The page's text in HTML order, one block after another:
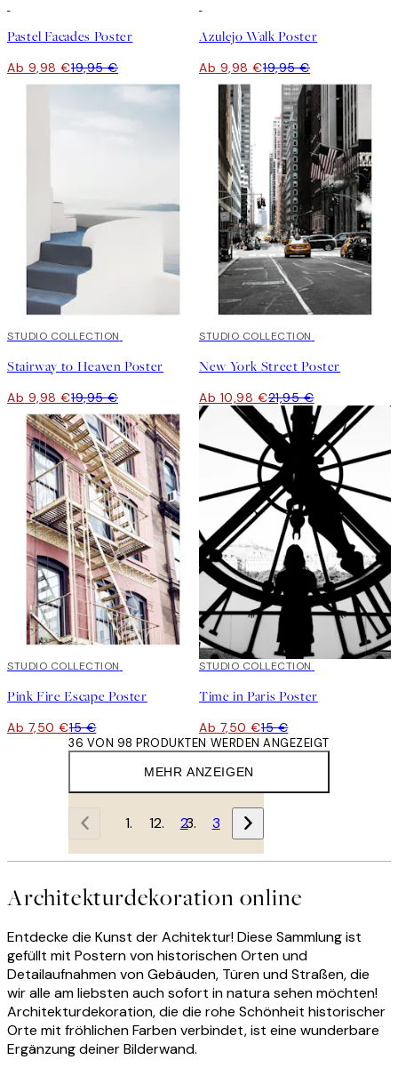
Pastel Facades Poster
Ab 9,98 €19,95 €
Azulejo Walk Poster
Ab 9,98 €19,95 €
50%*
STUDIO COLLECTION
Stairway to Heaven Poster
Ab 9,98 €19,95 €
50%*
STUDIO COLLECTION
New York Street Poster
Ab 10,98 €21,95 €
50%*
STUDIO COLLECTION
Pink Fire Escape Poster
Ab 7,50 €15 €
50%*
STUDIO COLLECTION
Time in Paris Poster
Ab 7,50 €15 €
MEHR ANZEIGEN
36 VON 98 PRODUKTEN WERDEN ANGEZEIGT
1 2 3
Architekturdekoration online
Entdecke die Kunst der Achitektur! Diese Sammlung ist
gefüllt mit Postern von historischen Orten und
Detailaufnahmen von Gebäuden, Türen und Straßen, die
wir alle am liebsten auch sofort in natura sehen möchten!
Architekturdekoration, die die rohe Schönheit historischer
Orte mit fröhlichen Farben verbindet, ist eine wunderbare
Ergänzung deiner Bilderwand.